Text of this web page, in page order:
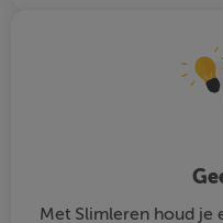
Met Slimleren houd je